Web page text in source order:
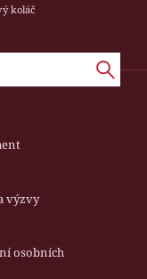
koláč
výzvy
osobních